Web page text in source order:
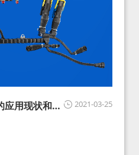
2021-03-25
应用现状和展